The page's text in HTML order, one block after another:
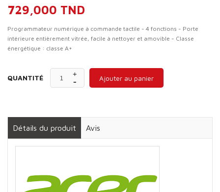
729,000 TND
Programmateur numérique à commande tactile - 4 fonctions - Porte
intérieure entièrement vitrée, facile à nettoyer et amovible - Classe
énergétique : classe A+
QUANTITÉ Ajouter au panier
Détails du produit Avis